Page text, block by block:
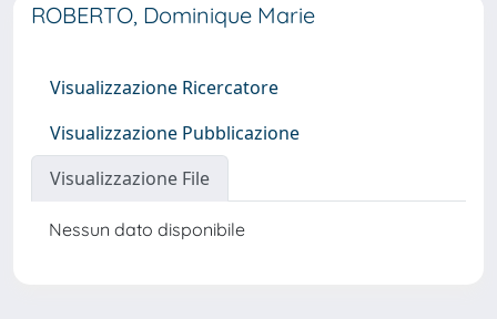
ROBERTO, Dominique Marie
Visualizzazione Ricercatore
Visualizzazione Pubblicazione
Visualizzazione File
Nessun dato disponibile